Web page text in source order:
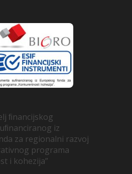
ﬁnancijskog
iz
za regionalni razvoj
programa
i kohezija”